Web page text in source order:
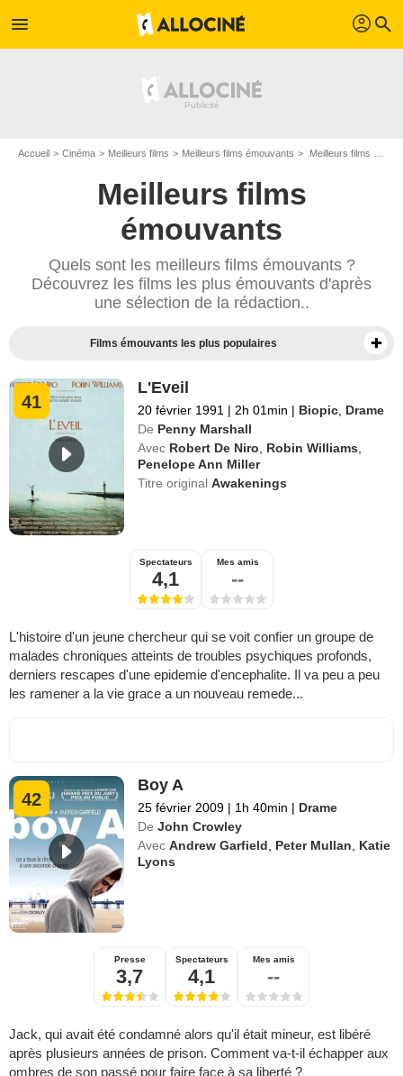
menu profil search
Accueil Cinéma Meilleurs films Meilleurs films émouvants Meilleurs films émouvants - Page 5
Meilleurs films
émouvants
Quels sont les meilleurs films émouvants ?
Découvrez les films les plus émouvants d'après
une sélection de la rédaction..
Films émouvants les plus populaires
41
L'Eveil
20 février 1991 | 2h 01min | Biopic Drame
De Penny Marshall
Avec Robert De Niro Robin Williams
Penelope Ann Miller
Titre originalAwakenings
Spectateurs
4,1
Mes amis
--
L'histoire d'un jeune chercheur qui se voit confier un groupe de
malades chroniques atteints de troubles psychiques profonds,
derniers rescapes d'une epidemie d'encephalite. Il va peu a peu
les ramener a la vie grace a un nouveau remede...
42
Boy A
25 février 2009 | 1h 40min | Drame
De John Crowley
Avec Andrew Garfield Peter Mullan
Katie
Lyons
Presse
3,7
Spectateurs
4,1
Mes amis
--
Jack, qui avait été condamné alors qu'il était mineur, est libéré
après plusieurs années de prison. Comment va-t-il échapper aux
ombres de son passé pour faire face à sa liberté ?